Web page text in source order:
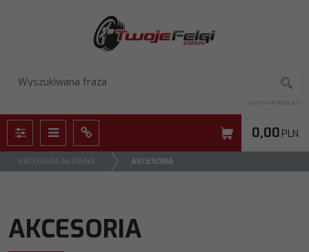
WSZYSTKIE PRODUKTY
PanelMenu Panel 0,00 PLN
KATEGORIA GŁÓWNA AKCESORIA
AKCESORIA